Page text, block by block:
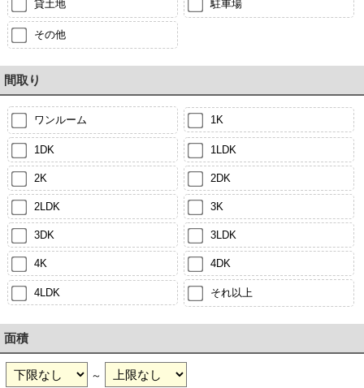
貸土地 駐車場
その他
間取り
ワンルーム 1K
1DK 1LDK
2K 2DK
2LDK 3K
3DK 3LDK
4K 4DK
4LDK それ以上
面積
～